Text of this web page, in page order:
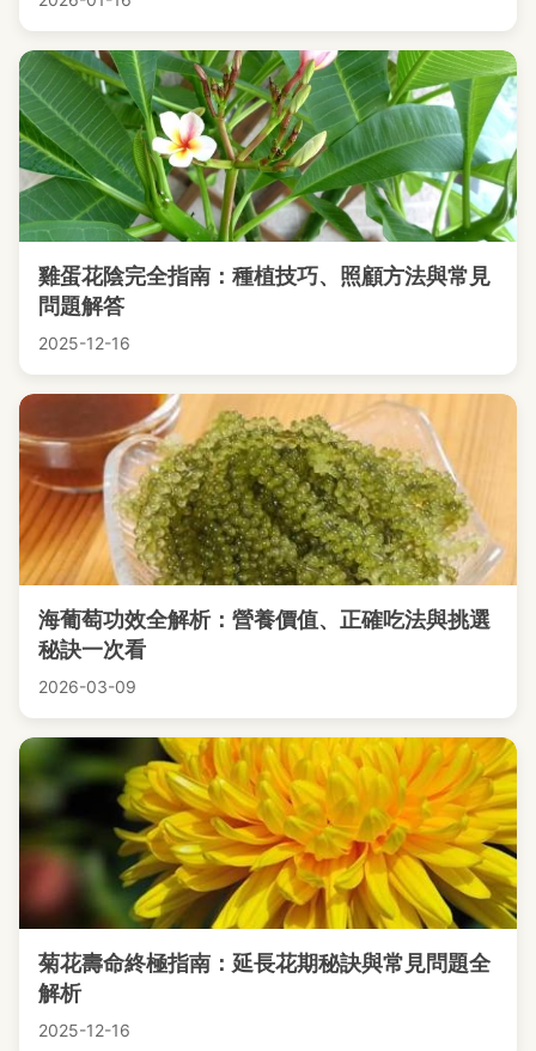
雞蛋花陰完全指南：種植技巧、照顧方法與常見
問題解答
2025-12-16
海葡萄功效全解析：營養價值、正確吃法與挑選
秘訣一次看
2026-03-09
菊花壽命終極指南：延長花期秘訣與常見問題全
解析
2025-12-16